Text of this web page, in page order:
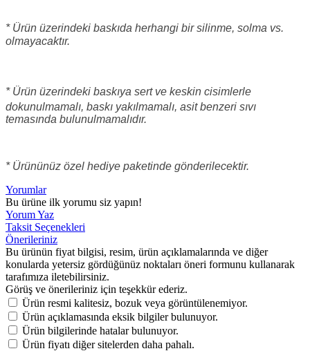
* Ürün üzerindeki baskıda herhangi bir silinme, solma vs.
olmayacaktır.
* Ürün üzerindeki baskıya sert ve keskin cisimlerle
dokunulmamalı, baskı yakılmamalı, asit benzeri sıvı
temasında bulunulmamalıdır.
* Ürününüz özel hediye paketinde gönderilecektir.
Yorumlar
Bu ürüne ilk yorumu siz yapın!
Yorum Yaz
Taksit Seçenekleri
Önerileriniz
Bu ürünün fiyat bilgisi, resim, ürün açıklamalarında ve diğer
konularda yetersiz gördüğünüz noktaları öneri formunu kullanarak
tarafımıza iletebilirsiniz.
Görüş ve önerileriniz için teşekkür ederiz.
Ürün resmi kalitesiz, bozuk veya görüntülenemiyor.
Ürün açıklamasında eksik bilgiler bulunuyor.
Ürün bilgilerinde hatalar bulunuyor.
Ürün fiyatı diğer sitelerden daha pahalı.